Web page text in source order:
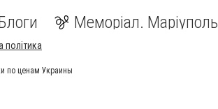
Меморіал. Маріуполь
політика
по ценам Украины